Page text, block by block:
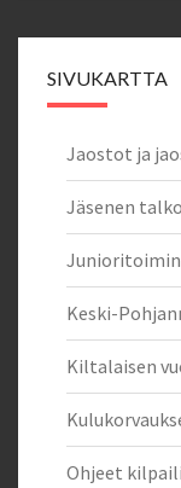
SIVUKARTTA
Jaostot ja
Jäsenen
Keski-
Kiltalaisen
Ohjeet